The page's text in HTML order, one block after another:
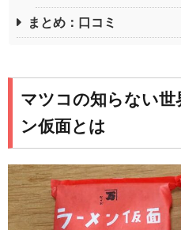
まとめ：口コミ
マツコの知らない世
ン仮面とは